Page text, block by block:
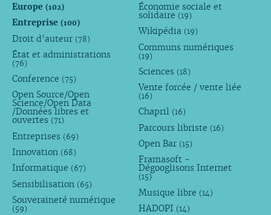
Europe (102)
Entreprise (100)
Droit d’auteur (78)
État et administrations
(76)
Conference (75)
Open Source/Open
Science/Open Data
/Données libres et
ouvertes (71)
Entreprises (69)
Innovation (68)
Informatique (67)
Sensibilisation (65)
Souveraineté numérique
(59)
Économie sociale et
solidaire (19)
Wikipédia (19)
Communs numériques
(19)
Sciences (18)
Vente forcée / vente liée
(16)
Chapril (16)
Parcours libriste (16)
Open Bar (15)
Framasoft -
Dégooglisons Internet
(15)
Musique libre (14)
HADOPI (14)